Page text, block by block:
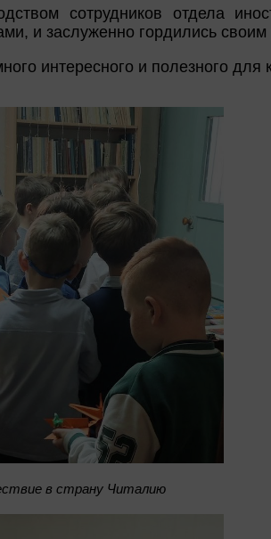
сотрудников отдела
и заслуженно гордились
интересного и полезного для
в страну Читалию